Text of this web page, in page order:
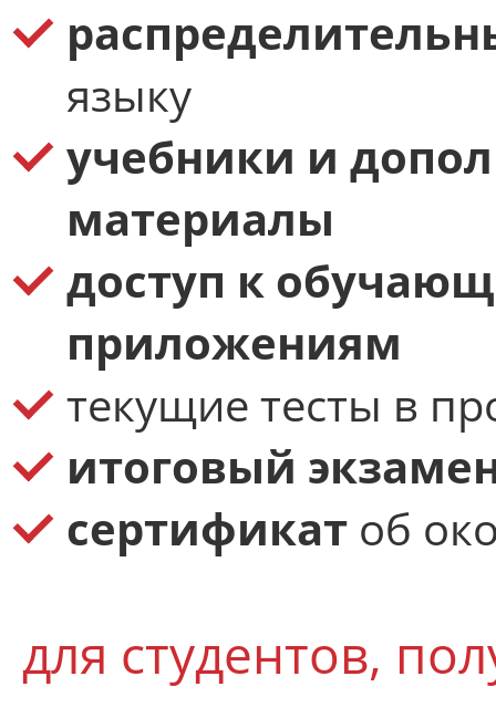
языку
учебники и
материалы
доступ к
приложениям
текущие тесты в
итоговый
сертификат об
для студентов,